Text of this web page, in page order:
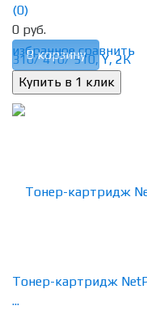
избранное сравнить
(0)
0 руб.
В корзину
Тонер-картридж
...